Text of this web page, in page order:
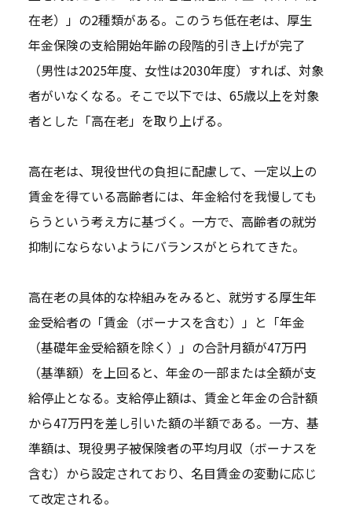
在老）」の2種類がある。このうち低在老は、厚生
年金保険の支給開始年齢の段階的引き上げが完了
（男性は2025年度、女性は2030年度）すれば、対象
者がいなくなる。そこで以下では、65歳以上を対象
者とした「高在老」を取り上げる。
高在老は、現役世代の負担に配慮して、一定以上の
賃金を得ている高齢者には、年金給付を我慢しても
らうという考え方に基づく。一方で、高齢者の就労
抑制にならないようにバランスがとられてきた。
高在老の具体的な枠組みをみると、就労する厚生年
金受給者の「賃金（ボーナスを含む）」と「年金
（基礎年金受給額を除く）」の合計月額が47万円
（基準額）を上回ると、年金の一部または全額が支
給停止となる。支給停止額は、賃金と年金の合計額
から47万円を差し引いた額の半額である。一方、基
準額は、現役男子被保険者の平均月収（ボーナスを
含む）から設定されており、名目賃金の変動に応じ
て改定される。